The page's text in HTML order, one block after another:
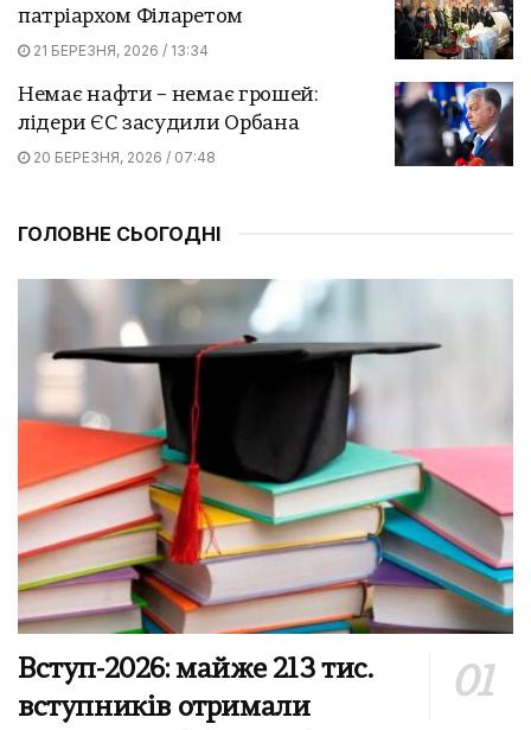
патріархом Філаретом
21 БЕРЕЗНЯ, 2026 / 13:34
Немає нафти – немає грошей:
лідери ЄС засудили Орбана
20 БЕРЕЗНЯ, 2026 / 07:48
ГОЛОВНЕ СЬОГОДНІ
Вступ-2026: майже 213 тис.
вступників отримали